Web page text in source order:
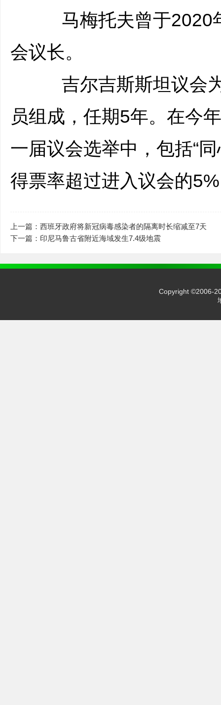
马梅托夫曾于2020
会议长。
吉尔吉斯斯坦议会
员组成，任期5年。在今
一届议会选举中，包括“
得票率超过进入议会的
上一篇：西班牙政府将新冠病毒感染者的隔离时长缩减至7天
下一篇：印尼马鲁古省附近海域发生7.4级地震
Copyright ©2006-